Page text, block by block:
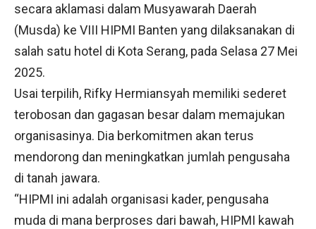
secara aklamasi dalam Musyawarah Daerah
(Musda) ke VIII HIPMI Banten yang dilaksanakan di
salah satu hotel di Kota Serang, pada Selasa 27 Mei
2025.
Usai terpilih, Rifky Hermiansyah memiliki sederet
terobosan dan gagasan besar dalam memajukan
organisasinya. Dia berkomitmen akan terus
mendorong dan meningkatkan jumlah pengusaha
di tanah jawara.
“HIPMI ini adalah organisasi kader, pengusaha
muda di mana berproses dari bawah, HIPMI kawah